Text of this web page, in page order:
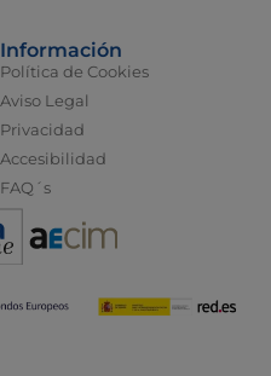
Información
Política de Cookies
Aviso Legal
Privacidad
Accesibilidad
FAQ´s